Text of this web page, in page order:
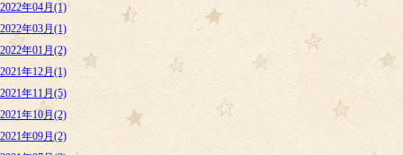
2022年04月(1)
2022年03月(1)
2022年01月(2)
2021年12月(1)
2021年11月(5)
2021年10月(2)
2021年09月(2)